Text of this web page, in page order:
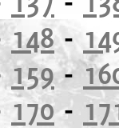
148-
159-
170-